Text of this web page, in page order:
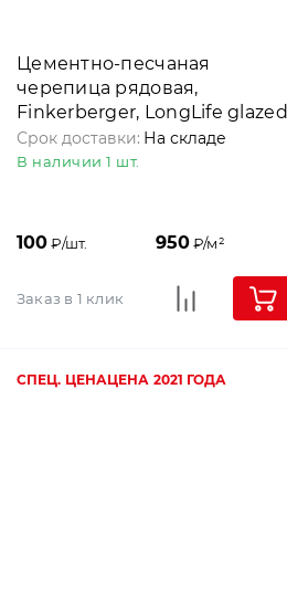
Цементно-песчаная
черепица рядовая,
Finkerberger, LongLife glazed
Медно-коричневый,
Nelskamp
Срок доставки: На складе
В наличии 1 шт.
100₽/шт. 950₽/м²
Заказ в 1 клик
СПЕЦ. ЦЕНАЦЕНА 2021 ГОДА